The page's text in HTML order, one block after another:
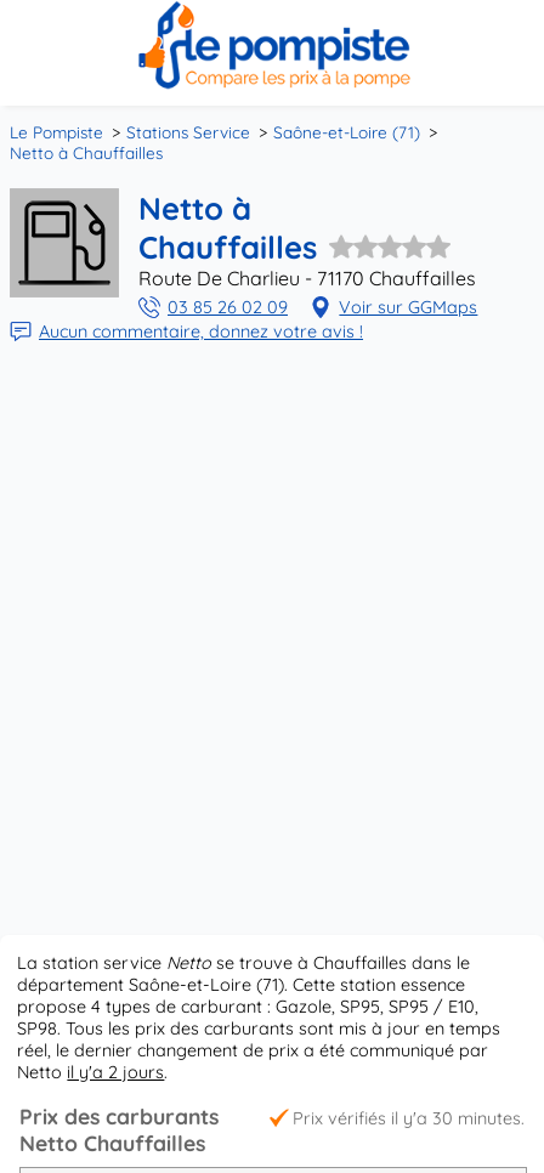
Le Pompiste Stations Service
Saône-et-Loire (71)
Netto à Chauffailles
Netto à
Chauffailles
Route De Charlieu - 71170 Chauffailles
03 85 26 02 09
Voir sur GGMaps
Aucun commentaire, donnez votre avis !
La station service Netto se trouve à Chauffailles dans le
département Saône-et-Loire (71). Cette station essence
propose 4 types de carburant : Gazole, SP95, SP95 / E10,
SP98. Tous les prix des carburants sont mis à jour en temps
réel, le dernier changement de prix a été communiqué par
Netto il y'a 2 jours.
Prix vérifiés il y'a 30 minutes.
Prix des carburants
Netto Chauffailles